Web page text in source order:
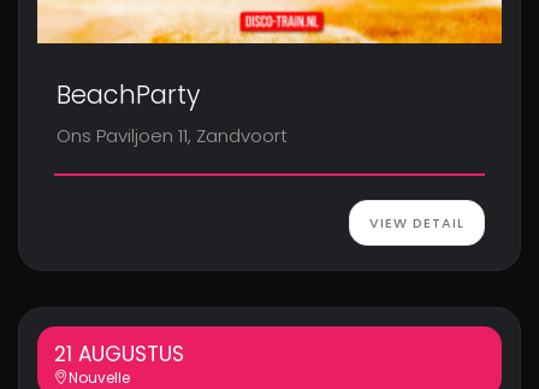
BeachParty
Ons Paviljoen 11, Zandvoort
VIEW DETAIL
21 AUGUSTUS
Nouvelle